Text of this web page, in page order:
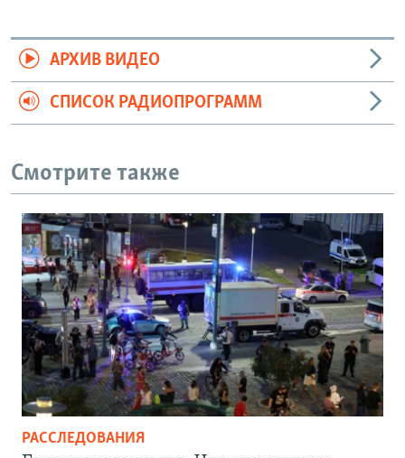
АРХИВ ВИДЕО
СПИСОК РАДИОПРОГРАММ
Смотрите также
РАССЛЕДОВАНИЯ